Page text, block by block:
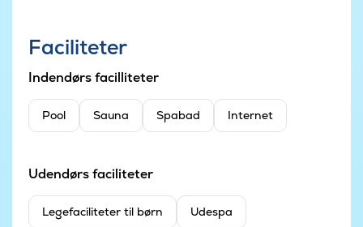
Faciliteter
Indendørs facilliteter
Pool Sauna Spabad Internet
Udendørs faciliteter
Legefaciliteter til børn Udespa